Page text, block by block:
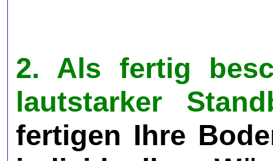
2. Als fertig
lautstarker
fertigen Ihre